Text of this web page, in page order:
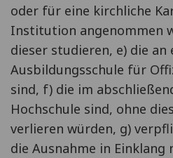
oder für eine kirchliche
Institution angenommen
dieser studieren, e) die an
Ausbildungsschule für
sind, f) die im
Hochschule sind, ohne
verlieren würden, g)
die Ausnahme in